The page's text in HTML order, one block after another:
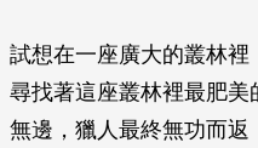
試想在一座廣大的叢林
尋找著這座叢林裡最肥
無邊，獵人最終無功而返